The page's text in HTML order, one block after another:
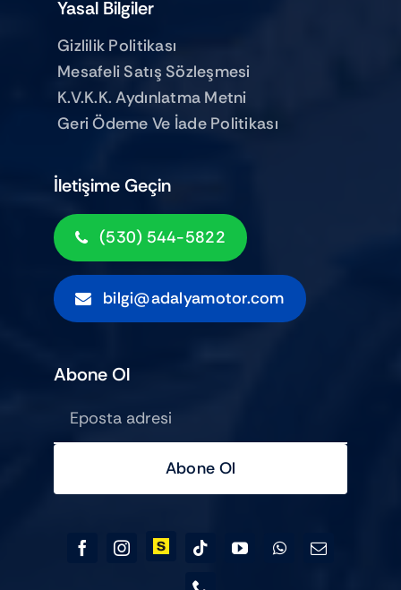
İletişime Geçin
(530) 544-5822
bilgi@adalyamotor.com
Yasal Bilgiler
Gizlilik Politikası
Mesafeli Satış Sözleşmesi
K.V.K.K. Aydınlatma Metni
Geri Ödeme Ve İade Politikası
Abone Ol
Abone Ol